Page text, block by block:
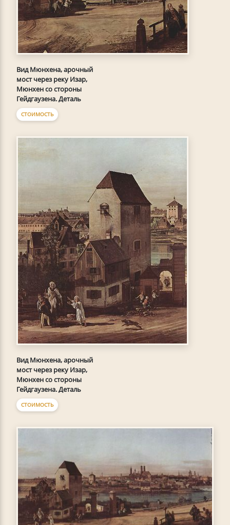
Вид Мюнхена, арочный
мост через реку Изар,
Мюнхен со стороны
Гейдгаузена. Деталь
СТОИМОСТЬ
Вид Мюнхена, арочный
мост через реку Изар,
Мюнхен со стороны
Гейдгаузена. Деталь
СТОИМОСТЬ